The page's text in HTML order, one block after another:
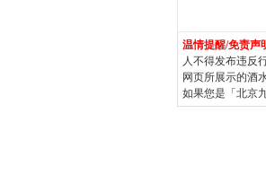
温情提醒/免责声
人不得发布违反
网页所展示的酒
如果您是「北京